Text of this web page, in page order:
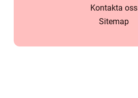
Kontakta oss
Sitemap